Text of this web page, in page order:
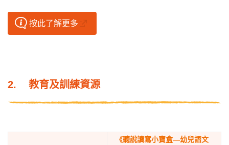
按此了解更多
2. 教育及訓練資源
《聽說讀寫小寶盒—幼兒語文